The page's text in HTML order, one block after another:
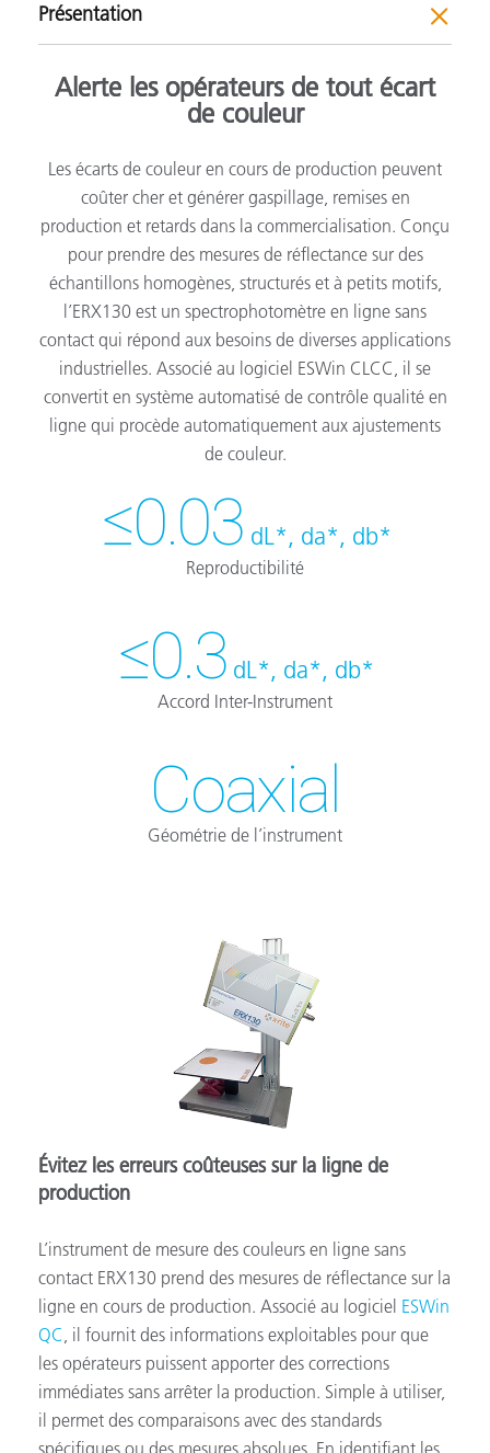
Présentation
Alerte les opérateurs de tout écart
de couleur
Les écarts de couleur en cours de production peuvent
coûter cher et générer gaspillage, remises en
production et retards dans la commercialisation. Conçu
pour prendre des mesures de réflectance sur des
échantillons homogènes, structurés et à petits motifs,
l’ERX130 est un spectrophotomètre en ligne sans
contact qui répond aux besoins de diverses applications
industrielles. Associé au logiciel ESWin CLCC, il se
convertit en système automatisé de contrôle qualité en
ligne qui procède automatiquement aux ajustements
de couleur.
≤0.03 dL*, da*, db*
Reproductibilité
≤0.3 dL*, da*, db*
Accord Inter-Instrument
Coaxial
Géométrie de l’instrument
Évitez les erreurs coûteuses sur la ligne de
production
L’instrument de mesure des couleurs en ligne sans
contact ERX130 prend des mesures de réflectance sur la
ligne en cours de production. Associé au logiciel ESWin
QC , il fournit des informations exploitables pour que
les opérateurs puissent apporter des corrections
immédiates sans arrêter la production. Simple à utiliser,
il permet des comparaisons avec des standards
spécifiques ou des mesures absolues. En identifiant les